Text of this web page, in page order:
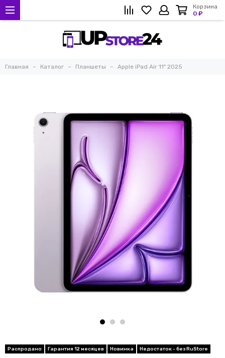
Корзина
0 ₽
Главная Каталог Планшеты Apple iPad Air 11" 2025
Распродано Гарантия 12 месяцев Новинка Недостаток - без RuStore